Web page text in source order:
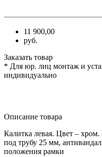
11 900,00
руб.
Заказать товар
* Для юр. лиц монтаж и
индивидуально
Описание товара
Калитка левая. Цвет –
под трубу 25 мм,
положения рамки